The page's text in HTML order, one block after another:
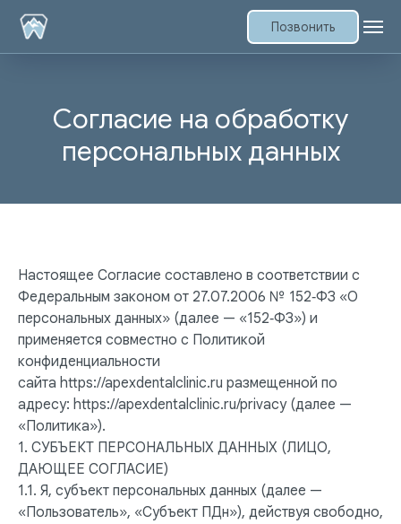
Позвонить
Согласие на обработку
персональных данных
Настоящее Согласие составлено в соответствии с
Федеральным законом от 27.07.2006 № 152‑ФЗ «О
персональных данных» (далее — «152‑ФЗ») и
применяется совместно с Политикой
конфиденциальности
сайта https://apexdentalclinic.ru размещенной по
адресу: https://apexdentalclinic.ru/privacy (далее —
«Политика»).
1. СУБЪЕКТ ПЕРСОНАЛЬНЫХ ДАННЫХ (ЛИЦО,
ДАЮЩЕЕ СОГЛАСИЕ)
1.1. Я, субъект персональных данных (далее —
«Пользователь», «Субъект ПДн»), действуя свободно,